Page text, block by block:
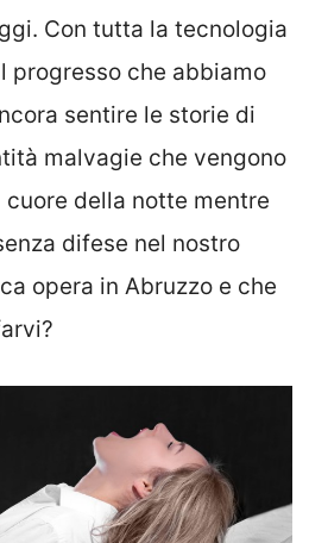
Con tutta la tecnologia
progresso che abbiamo
sentire le storie di
malvagie che vengono
della notte mentre
difese nel nostro
opera in Abruzzo e che